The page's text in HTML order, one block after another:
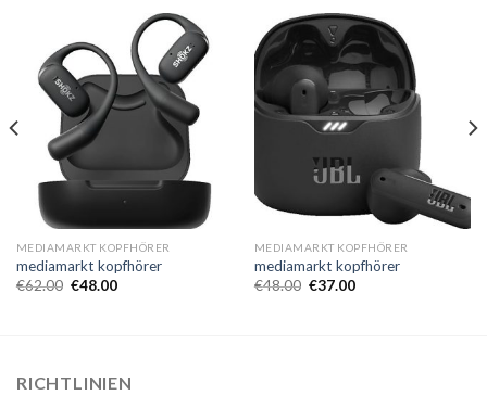
MEDIAMARKT KOPFHÖRER
mediamarkt kopfhörer
€62.00 €48.00
MEDIAMARKT KOPFHÖRER
mediamarkt kopfhörer
€48.00 €37.00
RICHTLINIEN